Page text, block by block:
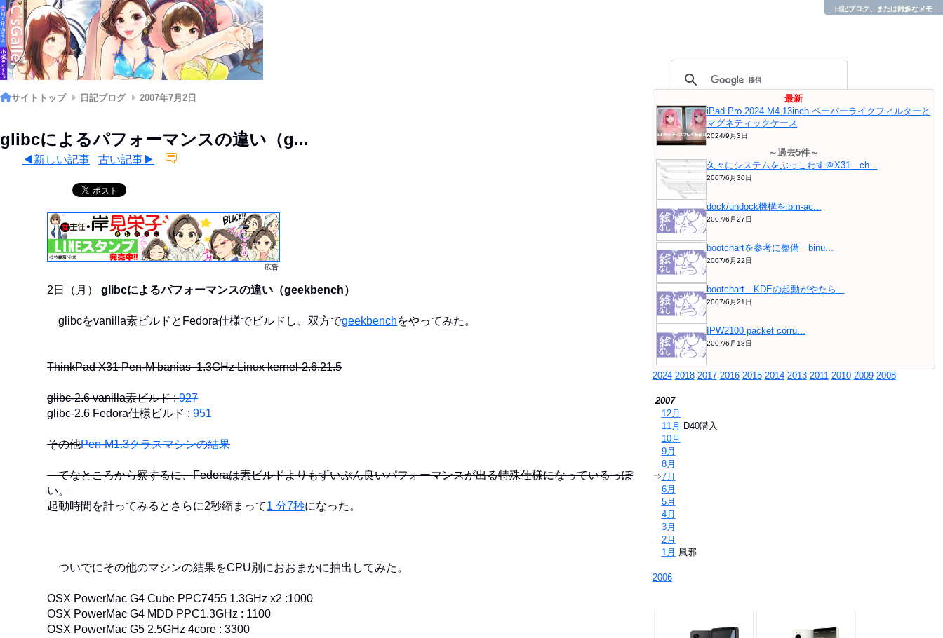
日記ブログ、または雑多なメモ
サイトトップ 日記ブログ 2007年7月2日
glibcによるパフォーマンスの違い（g...
◀新しい記事 古い記事▶
広告
2日（月）glibcによるパフォーマンスの違い（geekbench）
glibcをvanilla素ビルドとFedora仕様でビルドし、双方でgeekbenchをやってみた。
ThinkPad X31 Pen-M banias 1.3GHz Linux kernel-2.6.21.5
glibc-2.6 vanilla素ビルド :927
glibc-2.6 Fedora仕様ビルド :951
その他Pen-M1.3クラスマシンの結果
てなところから察するに、Fedoraは素ビルドよりもずいぶん良いパフォーマンスが出る特殊仕様になっているっぽ
い。
起動時間を計ってみるとさらに2秒縮まって1 分7秒になった。
ついでにその他のマシンの結果をCPU別におおまかに抽出してみた。
OSX PowerMac G4 Cube PPC7455 1.3GHz x2 :1000
OSX PowerMac G4 MDD PPC1.3GHz : 1100
OSX PowerMac G5 2.5GHz 4core : 3300
最新
iPad Pro 2024 M4 13inch ペーパーライクフィルターと
マグネティックケース
2024/9月3日
～過去5件～
久々にシステムをぶっこわす＠X31 ch...
2007/6月30日
dock/undock機構をibm-ac...
2007/6月27日
bootchartを参考に整備 binu...
2007/6月22日
bootchart KDEの起動がやたら...
2007/6月21日
IPW2100 packet corru...
2007/6月18日
2024 2018 2017 2016 2015 2014 2013 2011 2010 2009 2008
2007
12月
11月 D40購入
10月
9月
8月
⇒7月
6月
5月
4月
3月
2月
1月 風邪
2006